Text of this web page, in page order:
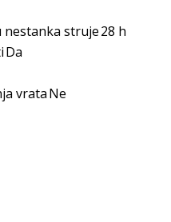
nestanka struje28 h
Da
vrataNe